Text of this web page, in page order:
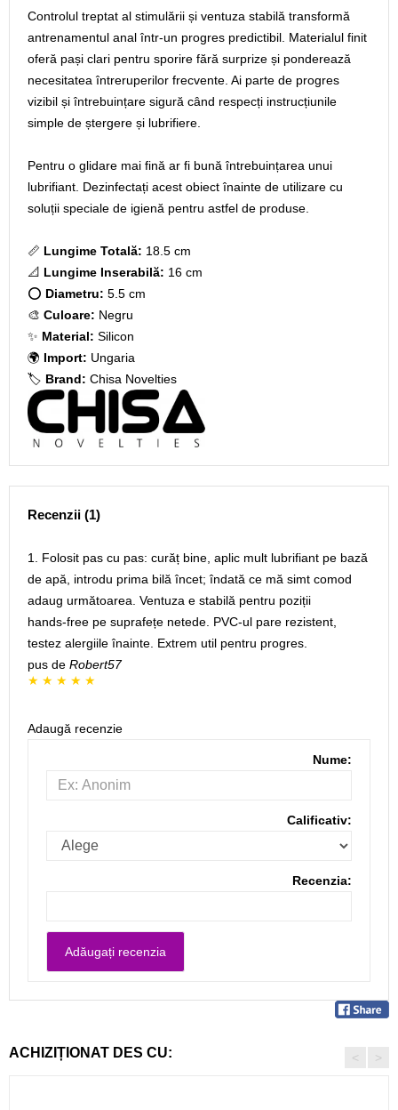
Controlul treptat al stimulării și ventuza stabilă transformă
antrenamentul anal într‑un progres predictibil. Materialul finit
oferă pași clari pentru sporire fără surprize și ponderează
necesitatea întreruperilor frecvente. Ai parte de progres
vizibil și întrebuințare sigură când respecți instrucțiunile
simple de ștergere și lubrifiere.
Pentru o glidare mai fină ar fi bună întrebuințarea unui
lubrifiant. Dezinfectați acest obiect înainte de utilizare cu
soluții speciale de igienă pentru astfel de produse.
📏 Lungime Totală: 18.5 cm
📐 Lungime Inserabilă: 16 cm
⭕ Diametru: 5.5 cm
🎨 Culoare: Negru
✨ Material: Silicon
🌍 Import: Ungaria
🏷️ Brand: Chisa Novelties
Recenzii (1)
1. Folosit pas cu pas: curăț bine, aplic mult lubrifiant pe bază
de apă, introdu prima bilă încet; îndată ce mă simt comod
adaug următoarea. Ventuza e stabilă pentru poziții
hands‑free pe suprafețe netede. PVC-ul pare rezistent,
testez alergiile înainte. Extrem util pentru progres.
pus de Robert57
Adaugă recenzie
Nume:
Calificativ:
Recenzia:
ACHIZIȚIONAT DES CU: < >